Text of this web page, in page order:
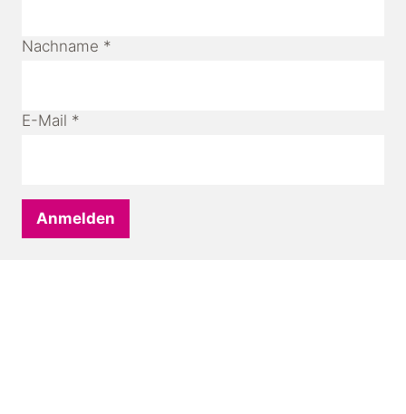
Nachname *
E-Mail *
Anmelden